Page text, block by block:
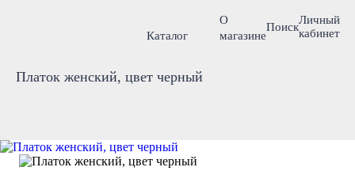
Каталог
О
магазине
Поиск
Личный
кабинет
Платок женский, цвет черный